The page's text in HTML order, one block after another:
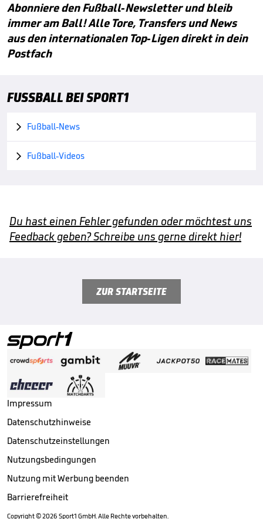
Abonniere den Fußball-Newsletter und bleib
immer am Ball! Alle Tore, Transfers und News
aus den internationalen Top-Ligen direkt in dein
Postfach
FUSSBALL BEI SPORT1
 Fußball-News
 Fußball-Videos
Du hast einen Fehler gefunden oder möchtest uns
Feedback geben? Schreibe uns gerne direkt hier!
ZUR STARTSEITE
Impressum
Datenschutzhinweise
Datenschutzeinstellungen
Nutzungsbedingungen
Nutzung mit Werbung beenden
Barrierefreiheit
Copyright ©2026 Sport1 GmbH. Alle Rechte vorbehalten.